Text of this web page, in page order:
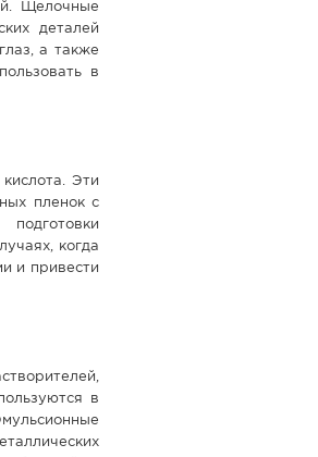
Щелочные
деталей
а также
в
Эти
пленок с
когда
и привести
в